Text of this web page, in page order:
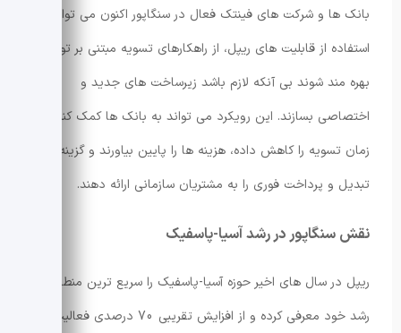
بانک ها و شرکت های فینتک فعال در سنگاپور اکنون می توانند با
استفاده از قابلیت های ریپل، از راهکارهای تسویه مبتنی بر توکن
بهره مند شوند بی آنکه لازم باشد زیرساخت های جدید و
اختصاصی بسازند. این رویکرد می تواند به بانک ها کمک کند تا
زمان تسویه را کاهش داده، هزینه ها را پایین بیاورند و گزینه های
تبدیل و پرداخت فوری را به مشتریان سازمانی ارائه دهند.
نقش سنگاپور در رشد آسیا-پاسفیک
ریپل در سال های اخیر حوزه آسیا-پاسفیک را سریع ترین منطقه
رشد خود معرفی کرده و از افزایش تقریبی 70 درصدی فعالیت